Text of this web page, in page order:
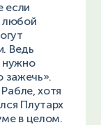
если
любой
Ведь
нужно
зажечь».
хотя
Плутарх
в целом.